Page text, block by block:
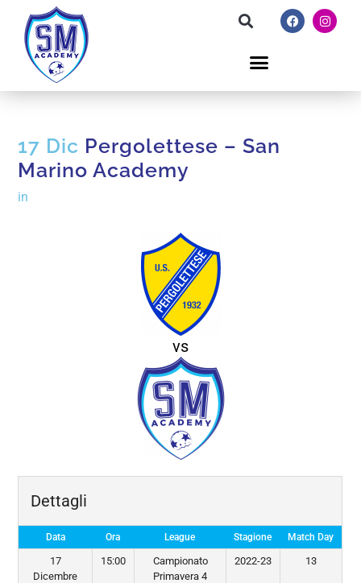
17 Dic Pergolettese – San
Marino Academy
in
vs
Dettagli
Data Ora League Stagione Match Day
17
Dicembre
15:00
Campionato
Primavera 4
2022-23 13